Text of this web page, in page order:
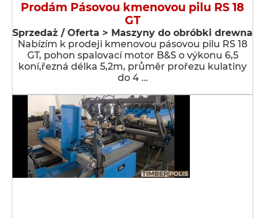
Prodám Pásovou kmenovou pilu RS 18
GT
Sprzedaż / Oferta > Maszyny do obróbki drewna
Nabízím k prodeji kmenovou pásovou pilu RS 18
GT, pohon spalovací motor B&S o výkonu 6,5
koní,řezná délka 5,2m, průměr prořezu kulatiny
do 4 …